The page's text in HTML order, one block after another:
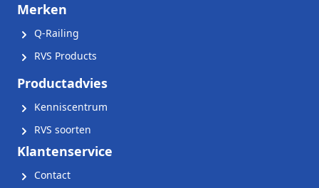
Merken
Q-Railing
RVS Products
Productadvies
Kenniscentrum
RVS soorten
Klantenservice
Contact